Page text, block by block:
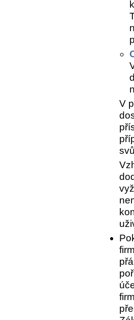
V